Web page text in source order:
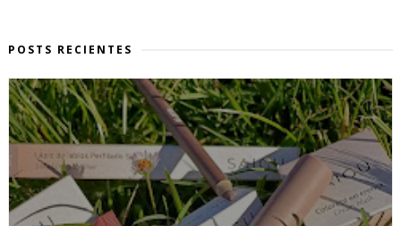
POSTS RECIENTES